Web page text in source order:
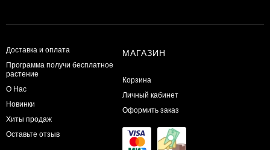
Доставка и оплата
Программа получи бесплатное
растение
О Нас
Новинки
Хиты продаж
Оставьте отзыв
МАГАЗИН
Корзина
Личный кабинет
Оформить заказ